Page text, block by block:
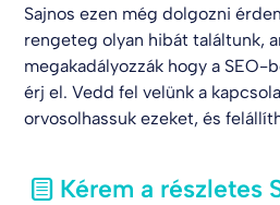
Sajnos ezen még dolgozni
rengeteg olyan hibát találtunk,
megakadályozzák hogy a SEO-
érj el. Vedd fel velünk a
orvosolhassuk ezeket, és
Kérem a részletes